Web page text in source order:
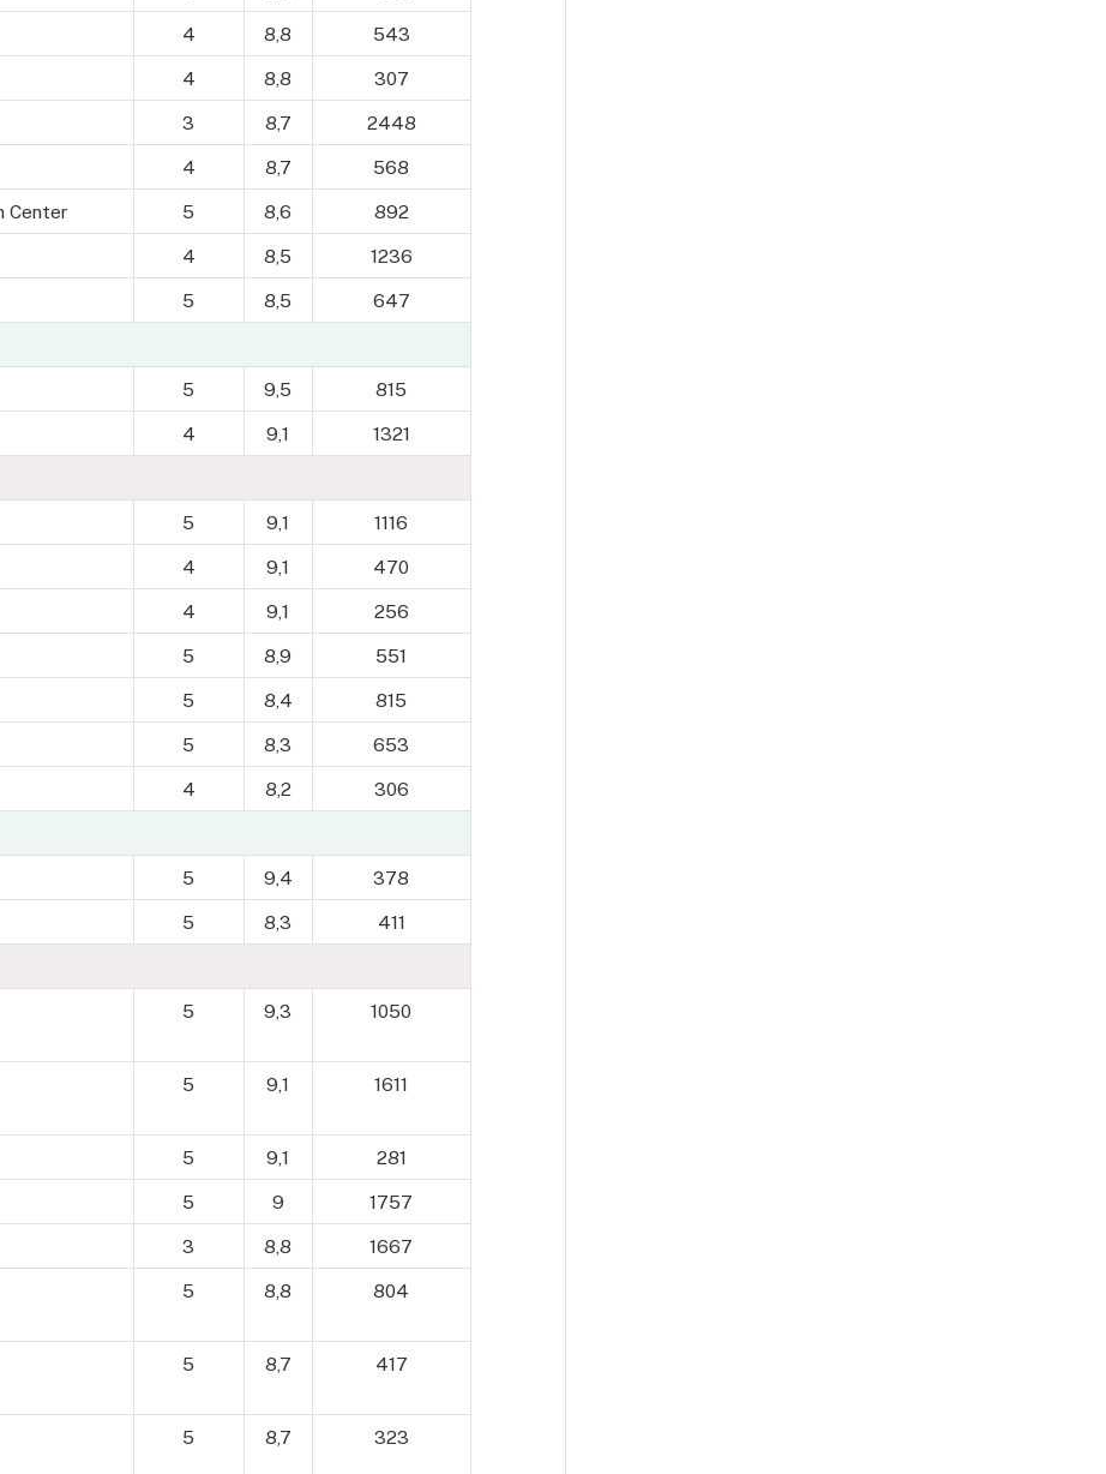
4 8,8 543
4 8,8 307
3 8,7 2448
4 8,7 568
Center 5 8,6 892
4 8,5 1236
5 8,5 647
5 9,5 815
4 9,1 1321
5 9,1 1116
4 9,1 470
4 9,1 256
5 8,9 551
5 8,4 815
5 8,3 653
4 8,2 306
5 9,4 378
5 8,3 411
5 9,3 1050
5 9,1 1611
5 9,1 281
5 9 1757
3 8,8 1667
5 8,8 804
5 8,7 417
5 8,7 323